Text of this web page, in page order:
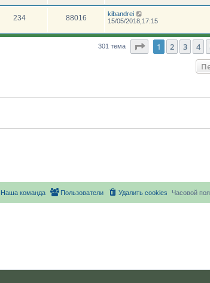
234 88016
kibandrei
15/05/2018,17:15
301 тема Страница1 из
1 2 3 4
Часовой
Удалить cookies
Пользователи
Наша команда